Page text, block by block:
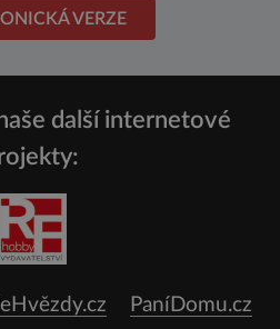
VERZE
další internetové
PaníDomu.cz